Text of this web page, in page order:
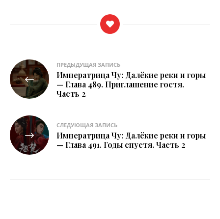
Навигация
по
записям
ПРЕДЫДУЩАЯ ЗАПИСЬ
Императрица Чу: Далёкие реки и горы
— Глава 489. Приглашение гостя.
Часть 2
СЛЕДУЮЩАЯ ЗАПИСЬ
Императрица Чу: Далёкие реки и горы
— Глава 491. Годы спустя. Часть 2